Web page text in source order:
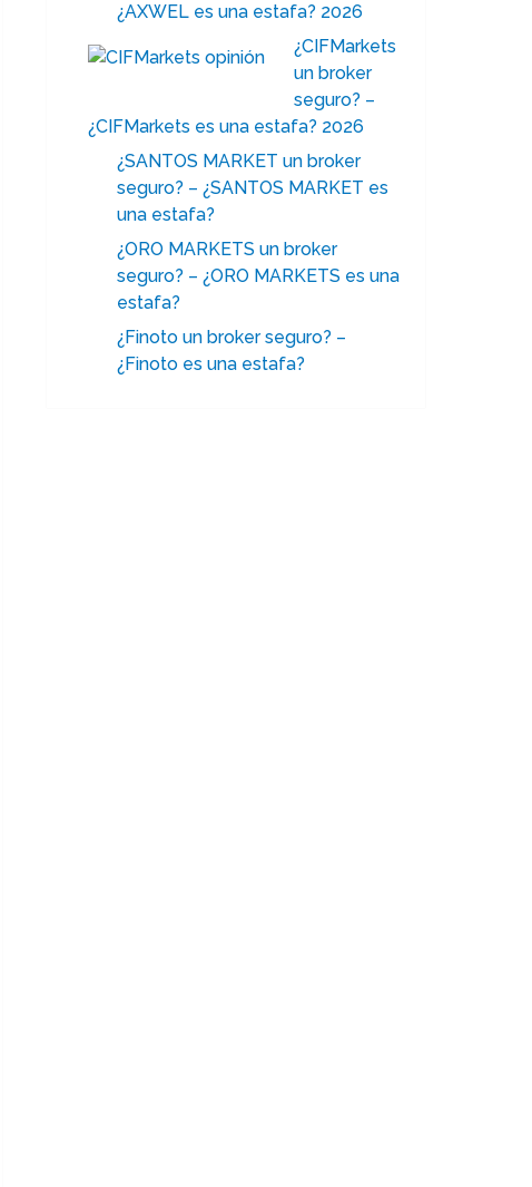
¿AXWEL es una estafa? 2026
¿CIFMarkets
un broker
seguro? –
¿CIFMarkets es una estafa? 2026
¿SANTOS MARKET un broker
seguro? – ¿SANTOS MARKET es
una estafa?
¿ORO MARKETS un broker
seguro? – ¿ORO MARKETS es una
estafa?
¿Finoto un broker seguro? –
¿Finoto es una estafa?